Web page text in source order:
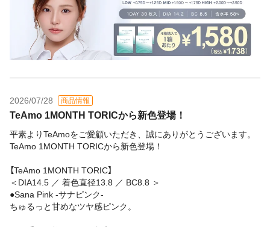
2026/07/28 商品情報
TeAmo 1MONTH TORICから新色登場！
平素よりTeAmoをご愛顧いただき、誠にありがとうございます。
TeAmo 1MONTH TORICから新色登場！
【TeAmo 1MONTH TORIC】
＜DIA14.5 ／ 着色直径13.8 ／ BC8.8 ＞
●Sana Pink -サナピンク-
ちゅるっと甘めなツヤ感ピンク。